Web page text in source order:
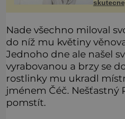
ochotný
Nade všechno miloval
do níž mu květiny
Jednoho dne ale našel
vyrabovanou a brzy se
rostlinky mu ukradl
jménem Čéč. Nešťastný
pomstít.